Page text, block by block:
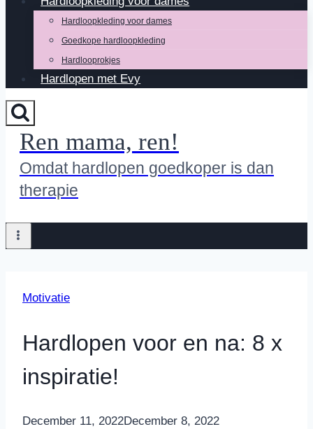
Hardloopkleding voor dames
Goedkope hardloopkleding
Hardlooprokjes
Hardlopen met Evy
Ren mama, ren!
Omdat hardlopen goedkoper is dan
therapie
Motivatie
Hardlopen voor en na: 8 x
inspiratie!
ByNicole
December 11, 2022December 8, 2022